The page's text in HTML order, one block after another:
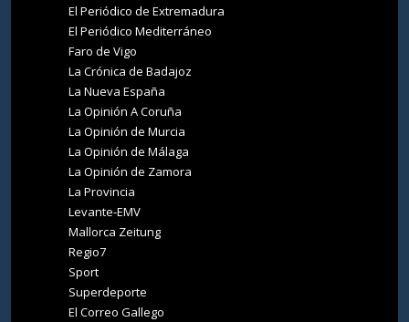
El Periódico de Extremadura
El Periódico Mediterráneo
Faro de Vigo
La Crónica de Badajoz
La Nueva España
La Opinión A Coruña
La Opinión de Murcia
La Opinión de Málaga
La Opinión de Zamora
La Provincia
Levante-EMV
Mallorca Zeitung
Regio7
Sport
Superdeporte
El Correo Gallego